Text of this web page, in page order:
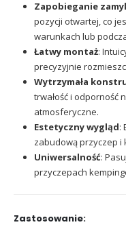
Zapobieganie
pozycji otwartej, co
warunkach lub
Łatwy montaż:
precyzyjnie
Wytrzymała
trwałość i odporność
atmosferyczne.
Estetyczny wygląd:
zabudową przyczep i
Uniwersalność:
przyczepach
Zastosowanie: